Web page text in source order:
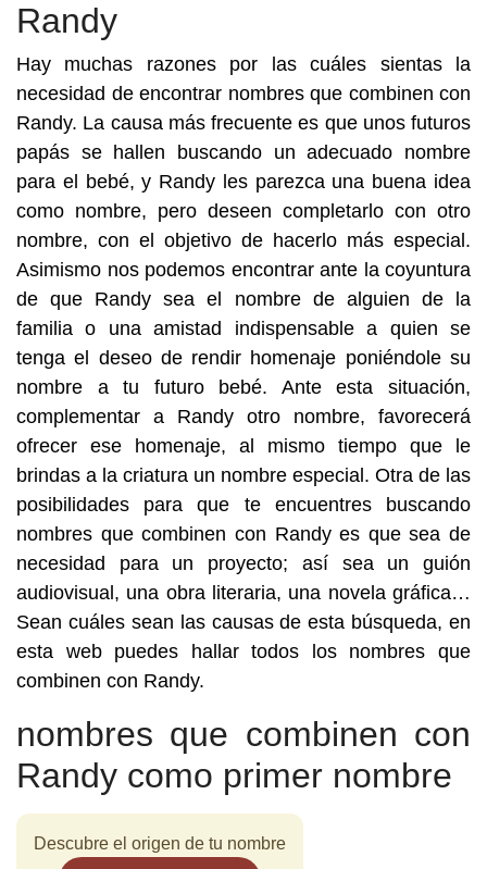
Randy
Hay muchas razones por las cuáles sientas la
necesidad de encontrar nombres que combinen con
Randy. La causa más frecuente es que unos futuros
papás se hallen buscando un adecuado nombre
para el bebé, y Randy les parezca una buena idea
como nombre, pero deseen completarlo con otro
nombre, con el objetivo de hacerlo más especial.
Asimismo nos podemos encontrar ante la coyuntura
de que Randy sea el nombre de alguien de la
familia o una amistad indispensable a quien se
tenga el deseo de rendir homenaje poniéndole su
nombre a tu futuro bebé. Ante esta situación,
complementar a Randy otro nombre, favorecerá
ofrecer ese homenaje, al mismo tiempo que le
brindas a la criatura un nombre especial. Otra de las
posibilidades para que te encuentres buscando
nombres que combinen con Randy es que sea de
necesidad para un proyecto; así sea un guión
audiovisual, una obra literaria, una novela gráfica…
Sean cuáles sean las causas de esta búsqueda, en
esta web puedes hallar todos los nombres que
combinen con Randy.
nombres que combinen con
Randy como primer nombre
Descubre el origen de tu nombre